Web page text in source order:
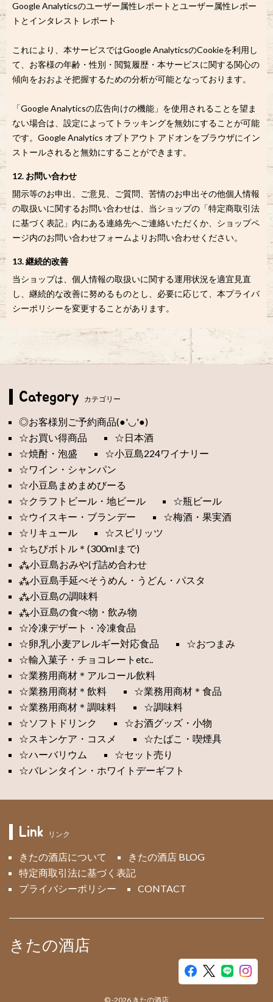
Google Analyticsのユーザー属性レポートとユーザー属性レポー
トとインタレスト レポート
これにより、本サービスではGoogle AnalyticsのCookieを利用し
て、お客様の年齢・性別・閲覧履歴・本サービスに関する関心の
傾向をおおよそ把握するための分析が可能となっております。
「Google Analyticsの広告向けの機能」を使用されることを望ま
ない場合は、設定によってトラッキングを無効にすることが可能
です。Google Analytics オプトアウト アドオンをブラウザにイン
ストールされると無効にすることができます。
12. お問い合わせ
開示等のお申出、ご意見、ご質問、苦情のお申出その他個人情報
の取扱いに関するお問い合わせは、当ショップの「特定商取引法
に基づく表記」内にある連絡先へご連絡いただくか、ショップペ
ージ内のお問い合わせフォームよりお問い合わせください。
13. 継続的改善
当ショップは、個人情報の取扱いに関する運用状況を適宜見直
し、継続的な改善に努めるものとし、必要に応じて、本プライバ
シーポリシーを変更することがあります。
Category カテゴリー
◎お客様別ご予約商品(●'◡'●)
☆お買い得商品
☆日本酒
☆焼酎・泡盛
☆小豆島224ワイナリー
☆ワイン・シャンパン
☆小豆島まめまめびーる
☆クラフトビール・地ビール
☆瓶ビール
☆ウイスキー・ブランデー
☆梅酒・果実酒
☆リキュール
☆スピリッツ
☆ちびボトル＊(300mlまで)
⁂小豆島おみやげ詰め合わせ
⁂小豆島手延べそうめん・うどん・パスタ
⁂小豆島の調味料
⁂小豆島の食べ物・飲み物
☆冷凍デザート・冷凍食品
☆卵,乳,小麦アレルギー対応食品
☆おつまみ
☆輸入菓子・チョコレートetc..
☆業務用商材＊アルコール飲料
☆業務用商材＊飲料
☆業務用商材＊食品
☆業務用商材＊調味料
☆調味料
☆ソフトドリンク
☆お酒グッズ・小物
☆スキンケア・コスメ
☆たばこ・喫煙具
☆ハーバリウム
☆セット売り
☆バレンタイン・ホワイトデーギフト
Link リンク
きたの酒店について
きたの酒店 BLOG
特定商取引法に基づく表記
プライバシーポリシー
CONTACT
きたの酒店
©-2026 きたの酒店